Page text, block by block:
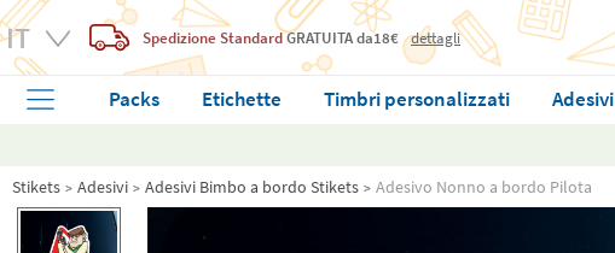
Spedizione StandardGRATUITAda18€ dettagli
Packs Etichette Timbri personalizzati Adesivi
Stikets Adesivi Adesivi Bimbo a bordo Stikets Adesivo Nonno a bordo Pilota